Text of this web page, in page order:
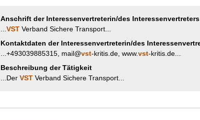
Anschrift der Interessenvertreterin/des Interessenvertreters
VSTVerband Sichere Transport...
Kontaktdaten der Interessenvertreterin/des
...+493039885315, mail@vst-kritis.de, www.vst-kritis.de...
Beschreibung der Tätigkeit
...Der VSTVerband Sichere Transport...